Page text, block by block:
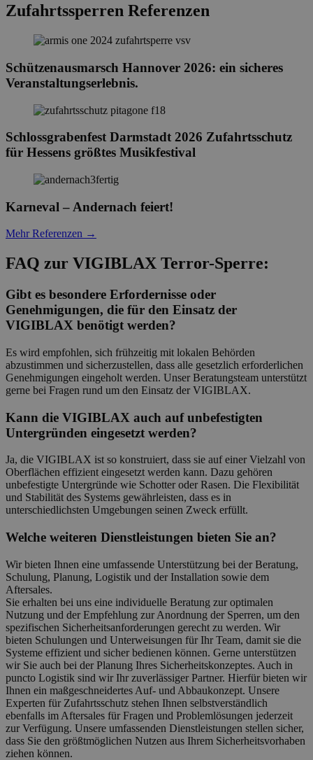
Zufahrtssperren Referenzen
Schützenausmarsch Hannover 2026: ein sicheres
Veranstaltungserlebnis.
Schlossgrabenfest Darmstadt 2026 Zufahrtsschutz
für Hessens größtes Musikfestival
Karneval – Andernach feiert!
Mehr Referenzen →
FAQ zur VIGIBLAX Terror-Sperre:
Gibt es besondere Erfordernisse oder
Genehmigungen, die für den Einsatz der
VIGIBLAX benötigt werden?
Es wird empfohlen, sich frühzeitig mit lokalen Behörden
abzustimmen und sicherzustellen, dass alle gesetzlich erforderlichen
Genehmigungen eingeholt werden. Unser Beratungsteam unterstützt
gerne bei Fragen rund um den Einsatz der VIGIBLAX.
Kann die VIGIBLAX auch auf unbefestigten
Untergründen eingesetzt werden?
Ja, die VIGIBLAX ist so konstruiert, dass sie auf einer Vielzahl von
Oberflächen effizient eingesetzt werden kann. Dazu gehören
unbefestigte Untergründe wie Schotter oder Rasen. Die Flexibilität
und Stabilität des Systems gewährleisten, dass es in
unterschiedlichsten Umgebungen seinen Zweck erfüllt.
Welche weiteren Dienstleistungen bieten Sie an?
Wir bieten Ihnen eine umfassende Unterstützung bei der Beratung,
Schulung, Planung, Logistik und der Installation sowie dem
Aftersales.
Sie erhalten bei uns eine individuelle Beratung zur optimalen
Nutzung und der Empfehlung zur Anordnung der Sperren, um den
spezifischen Sicherheitsanforderungen gerecht zu werden. Wir
bieten Schulungen und Unterweisungen für Ihr Team, damit sie die
Systeme effizient und sicher bedienen können. Gerne unterstützen
wir Sie auch bei der Planung Ihres Sicherheitskonzeptes. Auch in
puncto Logistik sind wir Ihr zuverlässiger Partner. Hierfür bieten wir
Ihnen ein maßgeschneidertes Auf- und Abbaukonzept. Unsere
Experten für Zufahrtsschutz stehen Ihnen selbstverständlich
ebenfalls im Aftersales für Fragen und Problemlösungen jederzeit
zur Verfügung. Unsere umfassenden Dienstleistungen stellen sicher,
dass Sie den größtmöglichen Nutzen aus Ihrem Sicherheitsvorhaben
ziehen können.